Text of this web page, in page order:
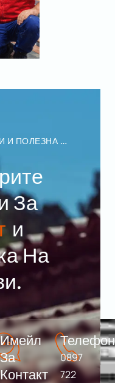
И ПОЛЕЗНА
За
И
На
Имейл
За
Контакт
Телефон
0897
722